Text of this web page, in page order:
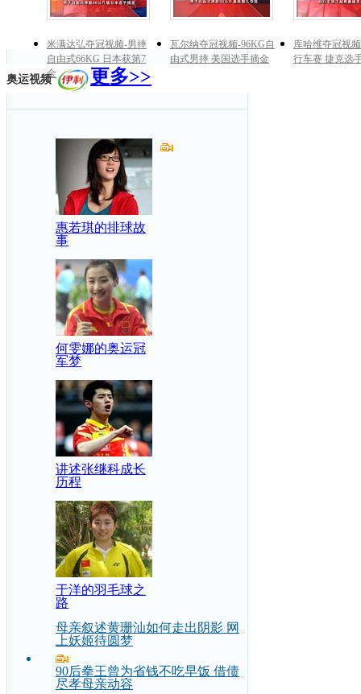
米满达弘夺冠视频-男摔
自由式66KG 日本获第7
金
瓦尔纳夺冠视频-96KG自
由式男摔 美国选手摘金
库哈维夺冠视
行车赛 捷克选
奥运视频 更多>>
惠若琪的排球故
事
何雯娜的奥运冠
军梦
讲述张继科成长
历程
于洋的羽毛球之
路
母亲叙述黄珊汕如何走出阴影 网
上妖姬待圆梦
90后拳王曾为省钱不吃早饭 借债
尽孝母亲动容